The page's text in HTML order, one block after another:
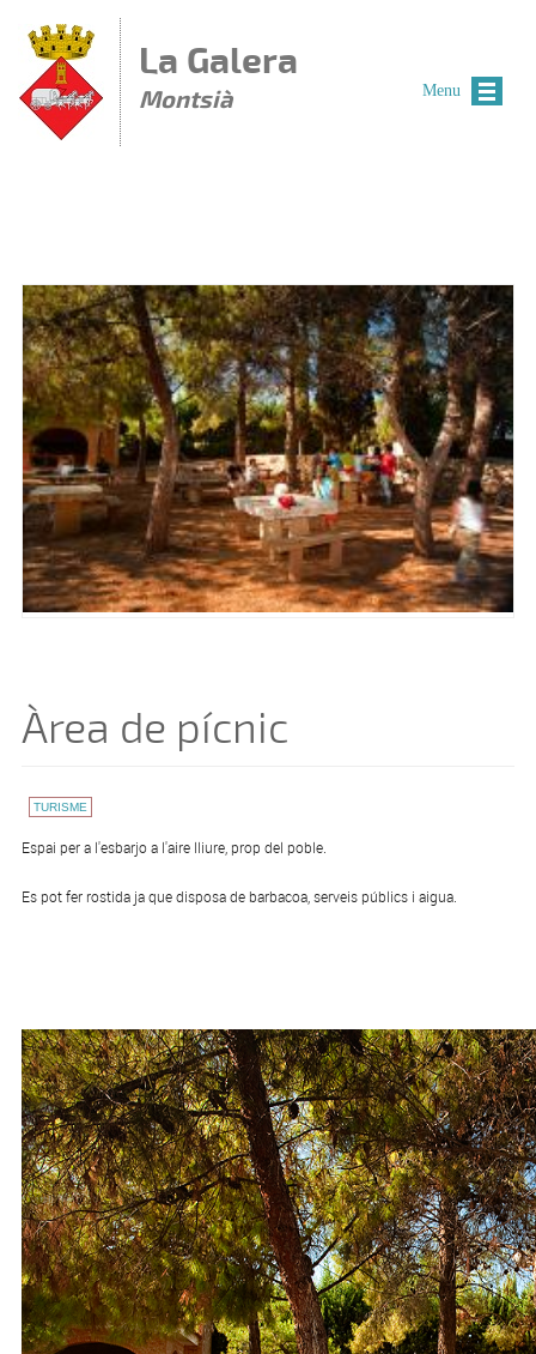
La Galera
Montsià
Àrea de pícnic
TURISME
Espai per a l'esbarjo a l'aire lliure, prop del poble.
Es pot fer rostida ja que disposa de barbacoa, serveis públics i aigua.
Menu